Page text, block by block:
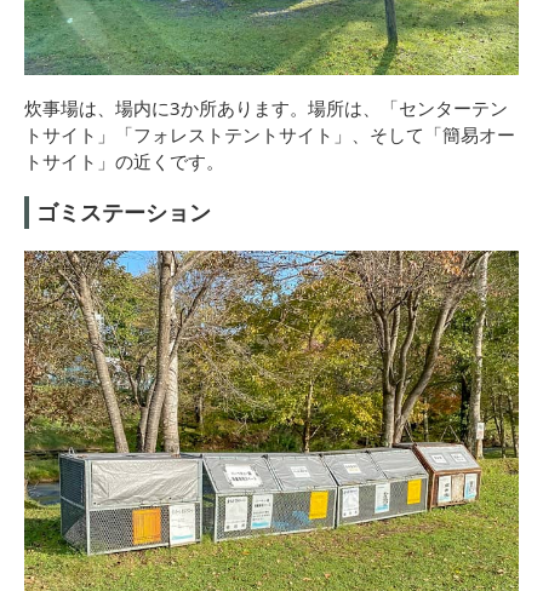
炊事場は、場内に3か所あります。場所は、「センターテン
トサイト」「フォレストテントサイト」、そして「簡易オー
トサイト」の近くです。
ゴミステーション